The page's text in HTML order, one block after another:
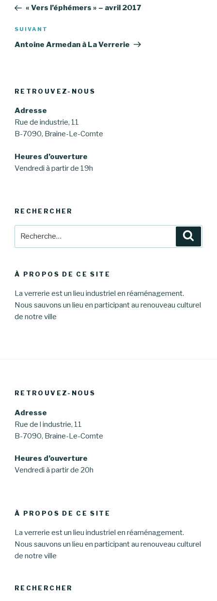
l’article
précédent
« Vers l’éphémers » – avril 2017
Article
suivant
SUIVANT
Antoine Armedan à La Verrerie
RETROUVEZ-NOUS
Adresse
Rue de industrie, 11
B-7090, Braine-Le-Comte
Heures d’ouverture
Vendredi à partir de 19h
RECHERCHER
À PROPOS DE CE SITE
La verrerie est un lieu industriel en réaménagement.
Nous sauvons un lieu en participant au renouveau culturel
de notre ville
RETROUVEZ-NOUS
Adresse
Rue de l industrie, 11
B-7090, Braine-Le-Comte
Heures d’ouverture
Vendredi à partir de 20h
À PROPOS DE CE SITE
La verrerie est un lieu industriel en réaménagement.
Nous sauvons un lieu en participant au renouveau culturel
de notre ville
RECHERCHER